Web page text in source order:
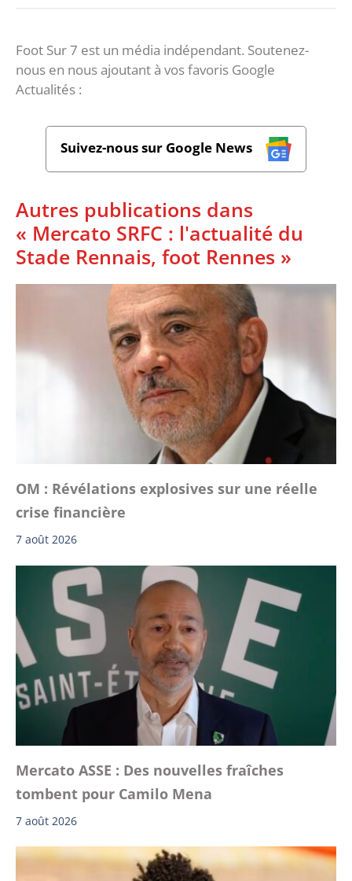
Foot Sur 7 est un média indépendant. Soutenez-
nous en nous ajoutant à vos favoris Google
Actualités :
Suivez-nous sur Google News
Autres publications dans
« Mercato SRFC : l'actualité du
Stade Rennais, foot Rennes »
OM : Révélations explosives sur une réelle
crise financière
7 août 2026
Mercato ASSE : Des nouvelles fraîches
tombent pour Camilo Mena
7 août 2026